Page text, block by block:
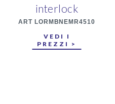
interlock
ART LORMBNEMR4510
VEDI I
PREZZI >